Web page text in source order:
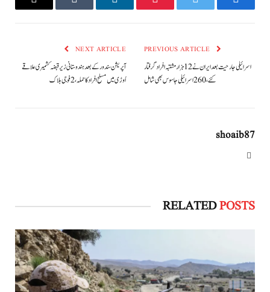
Facebook
Twitter
Pinterest
LinkedIn
Tumblr
Email
اسرائیلی جارحیت بعد ایران نے 12 ہزار مشتبہ افراد گرفتار
کئے، 260 اسرائیلی جاسوس بھی شامل
NEXT ARTICLE
آپریشن سندور کے بعد ہندوستانی زیر قبضہ کشمیری علاقے
اُوڑی میں مسلح افراد کا حملہ، 2 فوجی ہلاک
shoaib87
RELATEDPOSTS